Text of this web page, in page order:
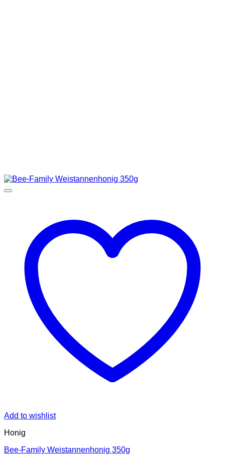
Add to wishlist
Honig
Bee-Family Weistannenhonig 350g